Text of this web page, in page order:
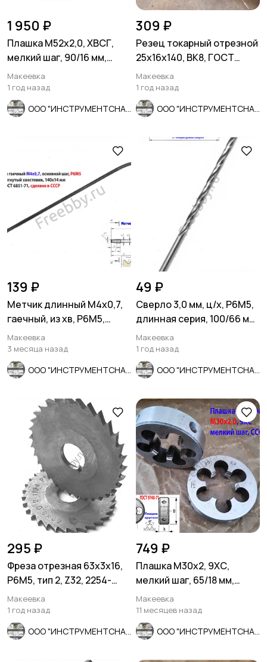
1 950 ₽
Плашка М52х2,0, ХВСГ,
мелкий шаг, 90/16 мм,
ГОСТ 7740-71, СССР.
Макеевка
1 год назад
309 ₽
Резец токарный отрезной
25х16х140, ВК8, ГОСТ
18884-73, 2130-0009.
Макеевка
1 год назад
139 ₽
Метчик длинный М4х0,7,
гаечный, из хв, Р6М5,
140/14 мм, СССР.
Макеевка
3 месяца назад
49 ₽
Сверло 3,0 мм, ц/х, Р6М5,
длинная серия, 100/66 мм,
А1, СССР.
Макеевка
1 год назад
295 ₽
Фреза отрезная 63х3х16,
Р6М5, тип 2, Z32, 2254-
1194, СССР.
Макеевка
1 год назад
749 ₽
Плашка М30х2, 9ХС,
мелкий шаг, 65/18 мм,
ГОСТ 7740-71, СССР
Макеевка
11 месяцев назад